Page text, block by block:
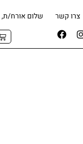
צרו קשר שלום אורח/ת,